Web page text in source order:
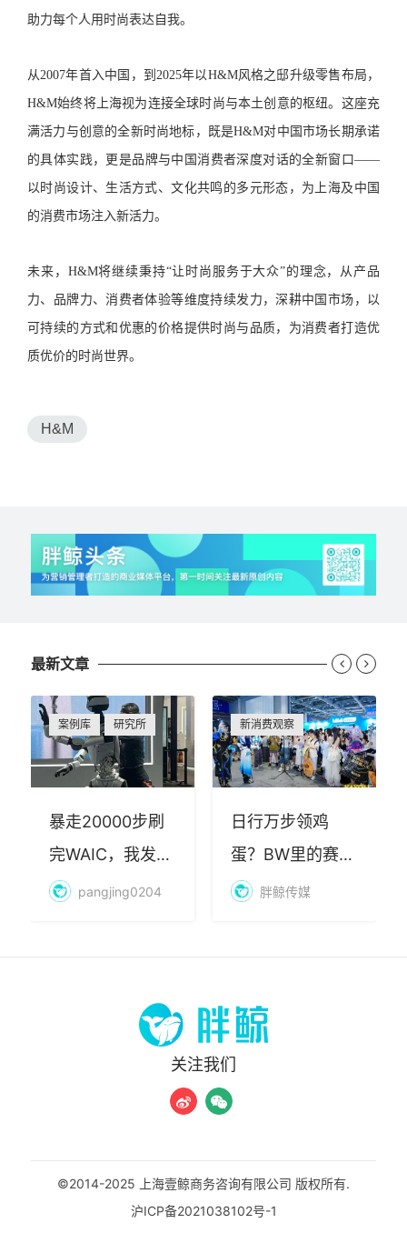
助力每个人用时尚表达自我。
从2007年首入中国，到2025年以H&M风格之邸升级零售布局，
H&M始终将上海视为连接全球时尚与本土创意的枢纽。这座充
满活力与创意的全新时尚地标，既是H&M对中国市场长期承诺
的具体实践，更是品牌与中国消费者深度对话的全新窗口——
以时尚设计、生活方式、文化共鸣的多元形态，为上海及中国
的消费市场注入新活力。
未来，H&M将继续秉持“让时尚服务于大众”的理念，从产品
力、品牌力、消费者体验等维度持续发力，深耕中国市场，以
可持续的方式和优惠的价格提供时尚与品质，为消费者打造优
质优价的时尚世界。
H&M
最新文章
案例库 研究所
暴走20000步刷
完WAIC，我发现
AI最赚钱的不是
pangjing0204
新消费观察
日行万步领鸡
蛋？BW里的赛博
朝圣，藏着品牌
胖鲸传媒
 
关注我们
©2014-2025 上海壹鲸商务咨询有限公司 版权所有.
沪ICP备2021038102号-1